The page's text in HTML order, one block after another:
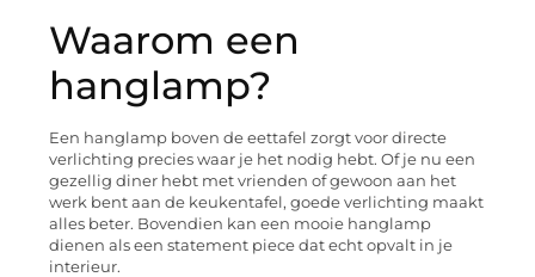
Waarom een
hanglamp?
Een hanglamp boven de eettafel zorgt voor directe
verlichting precies waar je het nodig hebt. Of je nu een
gezellig diner hebt met vrienden of gewoon aan het
werk bent aan de keukentafel, goede verlichting maakt
alles beter. Bovendien kan een mooie hanglamp
dienen als een statement piece dat echt opvalt in je
interieur.